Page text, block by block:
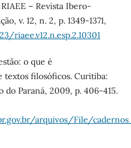
– Revista Ibero-
v. 12, n. 2, p. 1349-1371,
riaee.v12.n.esp.2.10301
o que é
filosóficos. Curitiba:
do Paraná, 2009, p. 406-415.
arquivos/File/